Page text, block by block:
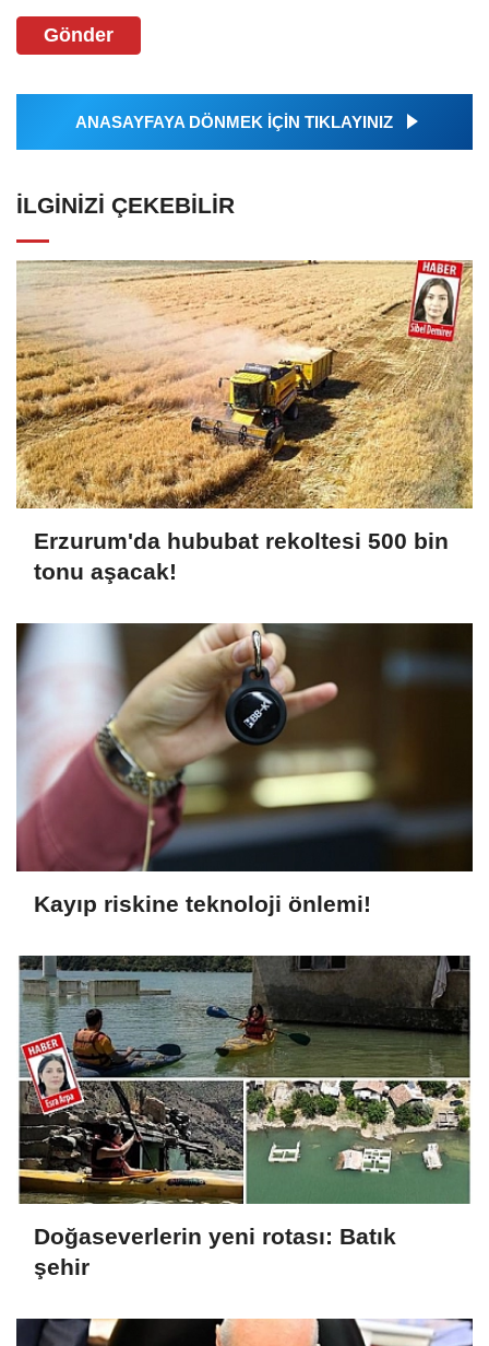
Gönder
ANASAYFAYA DÖNMEK İÇİN TIKLAYINIZ
İLGINIZI ÇEKEBILIR
Erzurum'da hububat rekoltesi 500 bin
tonu aşacak!
Kayıp riskine teknoloji önlemi!
Doğaseverlerin yeni rotası: Batık
şehir